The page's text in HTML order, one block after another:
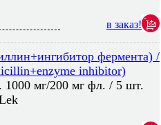
в заказ!
фермента) /
inhibitor)
1000 мг/200 мг фл. / 5 шт.